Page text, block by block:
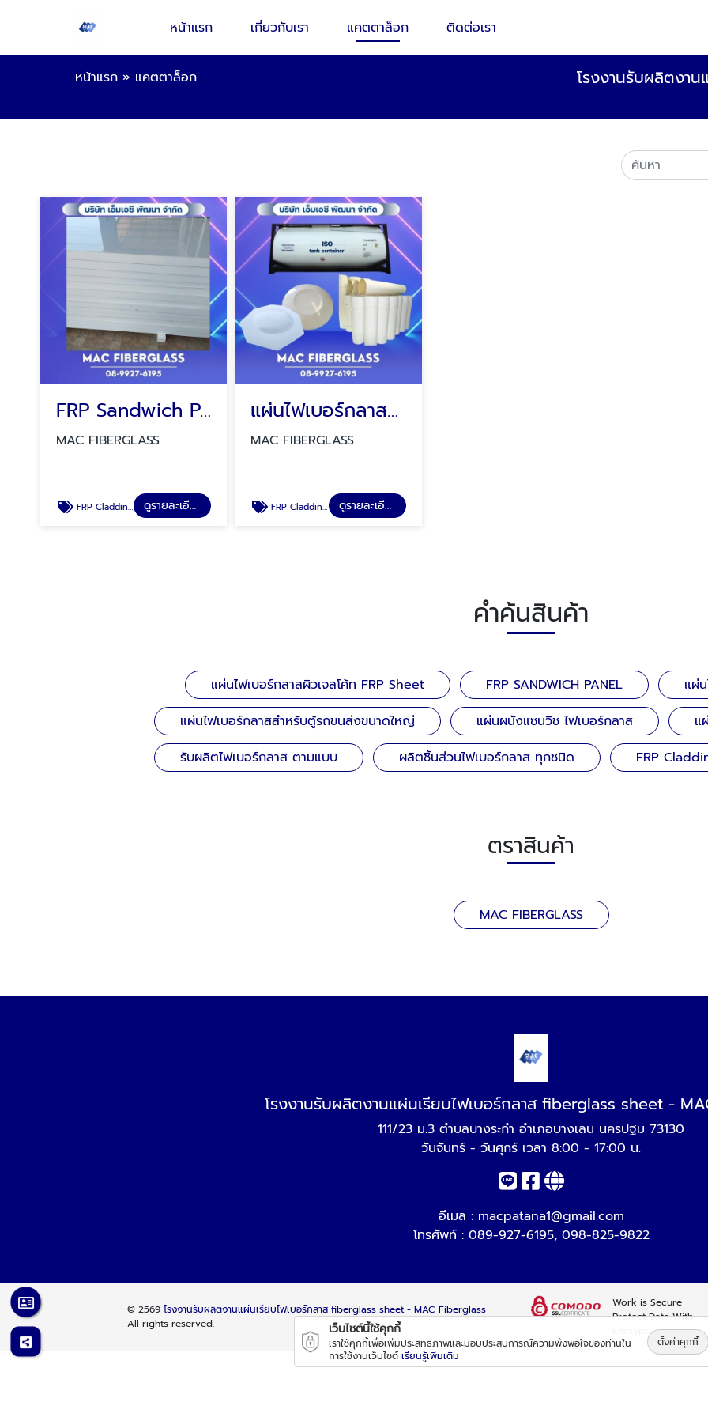
หน้าแรก เกี่ยวกับเรา แคตตาล็อก ติดต่อเรา
หน้าแรก » แคตตาล็อก
โรงงานรับผลิตงา
FRP Sandwich Panel
MAC FIBERGLASS
FRP Cladding Sheet ISO Tank Container ดูรายละเอียด
แผ่นไฟเบอร์กลาสและชิ้นส่วนสำหรับถังบรรจุสารเคมี ISO TANK CONTAINER
MAC FIBERGLASS
FRP Cladding Sheet ISO Tank Container ดูรายละเอียด
คำค้นสินค้า
แผ่นไฟเบอร์กลาสผิวเจลโค้ท FRP Sheet FRP SANDWICH PANEL
แผ่
แผ่นไฟเบอร์กลาสสำหรับตู้รถขนส่งขนาดใหญ่
แผ่นผนังแซนวิช ไฟเบอร์กลาส
แ
รับผลิตไฟเบอร์กลาส ตามแบบ
ผลิตชิ้นส่วนไฟเบอร์กลาส ทุกชนิด FRP
ตราสินค้า
MAC FIBERGLASS
โรงงานรับผลิตงานแผ่นเรียบไฟเบอร์กลาส fiberglass sheet -
111/23 ม.3 ตำบลบางระกำ อำเภอบางเลน นครปฐม 73130
วันจันทร์ - วันศุกร์ เวลา 8:00 - 17:00 น.
อีเมล : macpatana1@gmail.com
โทรศัพท์ : 089-927-6195, 098-825-9822
© 2569โรงงานรับผลิตงานแผ่นเรียบไฟเบอร์กลาส fiberglass sheet - MAC Fiberglass
All rights reserved.
Work is Secure
Protect Data With
เว็บไซต์นี้ใช้คุกกี้
เราใช้คุกกี้เพื่อเพิ่มประสิทธิภาพและมอบประสบการณ์ความพึงพอใจของท่านใน
การใช้งานเว็บไซต์ เรียนรู้เพิ่มเติม
ตั้งค่าคุกกี้